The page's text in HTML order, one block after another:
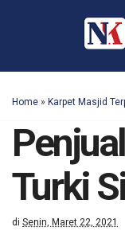
Home » Karpet Masjid
Turki
di Senin, Maret 22, 2021